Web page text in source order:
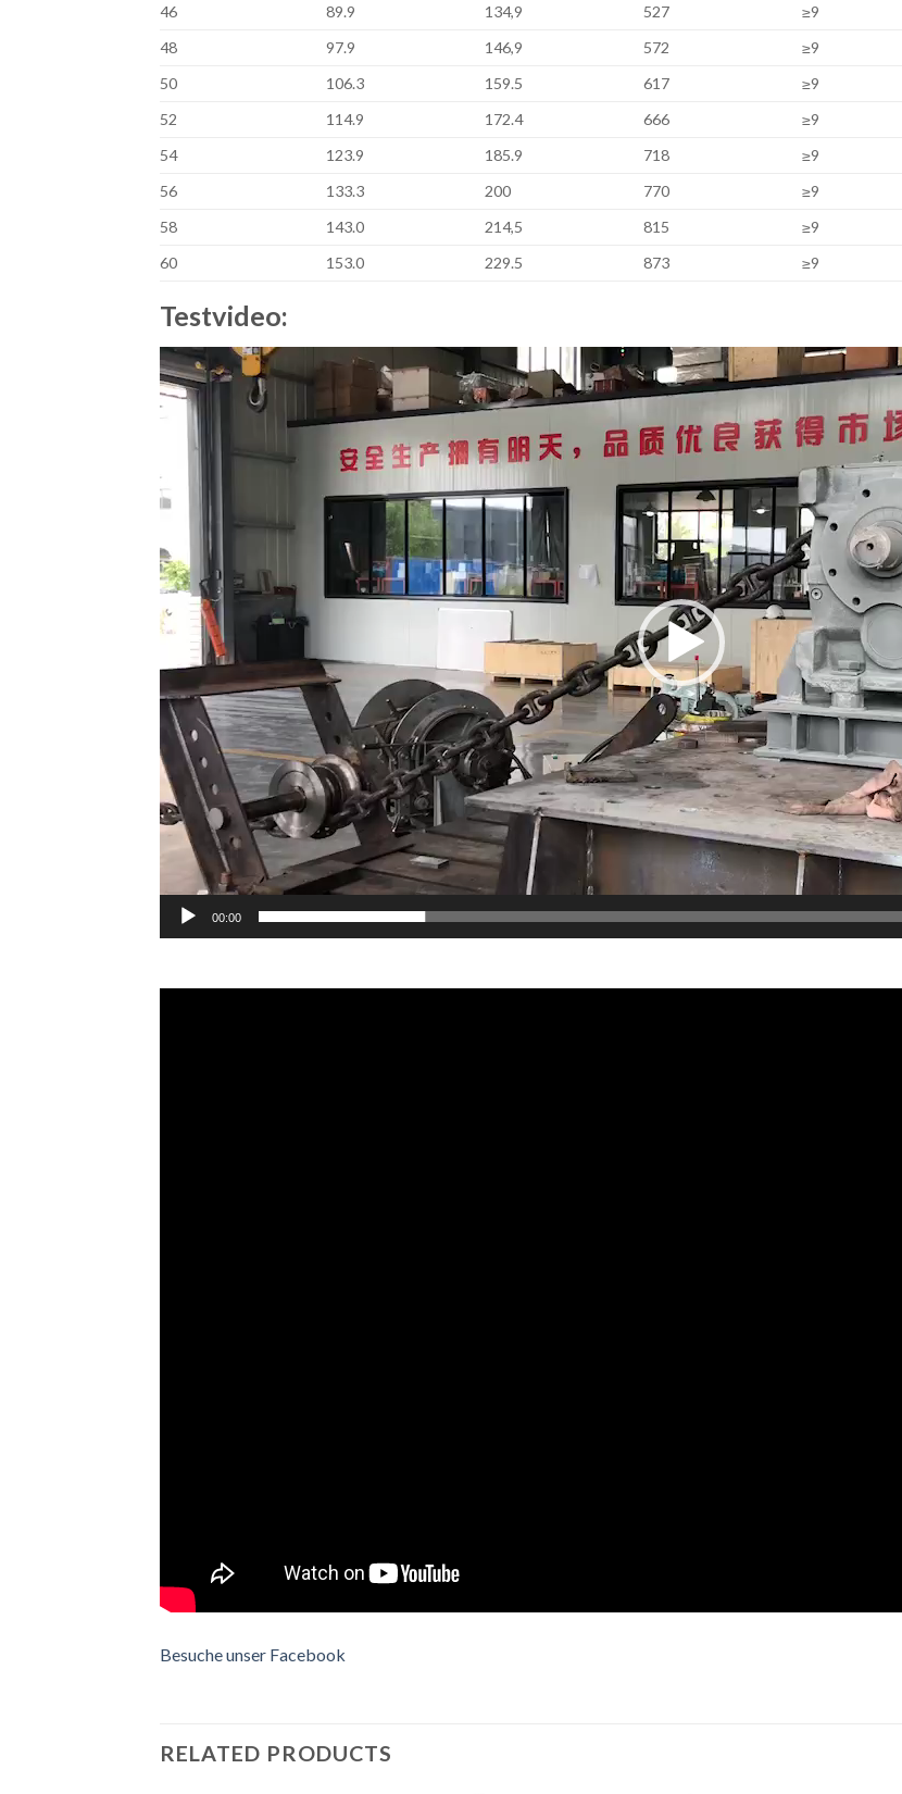
46
89.9 134,9 527 ≥9
48
97.9 146,9 572 ≥9
50
106.3 159.5 617 ≥9
52
114.9 172.4 666 ≥9
54
123.9 185.9 718 ≥9
56
133.3 200 770 ≥9
58
143.0 214,5 815 ≥9
60
153.0 229.5 873 ≥9
Testvideo:
Video
Player
00:00
Besuche unser Facebook
RELATED PRODUCTS